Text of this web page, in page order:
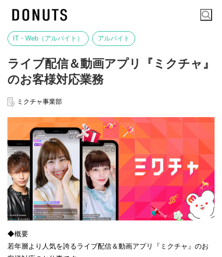
IT・Web（アルバイト） アルバイト
ライブ配信＆動画アプリ『ミクチャ』
のお客様対応業務
ミクチャ事業部
◆概要
若年層より人気を誇るライブ配信＆動画アプリ『ミクチャ』のお